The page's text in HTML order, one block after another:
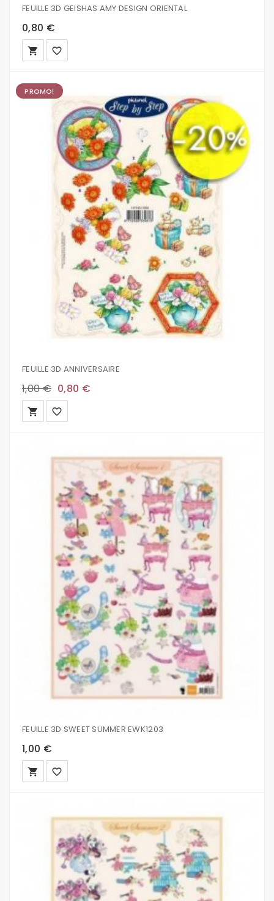
FEUILLE 3D GEISHAS AMY DESIGN ORIENTAL
0,80 €
local_grocery_store favorite_border
PROMO!
FEUILLE 3D ANNIVERSAIRE
1,00 € 0,80 €
local_grocery_store favorite_border
FEUILLE 3D SWEET SUMMER EWK1203
1,00 €
local_grocery_store favorite_border